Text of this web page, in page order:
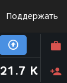
Поддержать
21.7 K